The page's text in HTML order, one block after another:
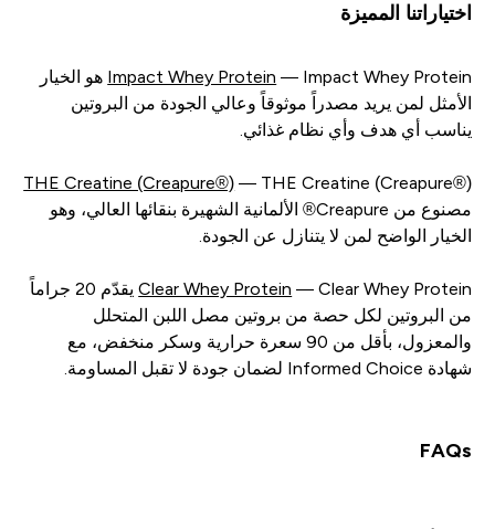
اختياراتنا المميزة
Impact Whey Protein — Impact Whey Protein هو الخيار
الأمثل لمن يريد مصدراً موثوقاً وعالي الجودة من البروتين
يناسب أي هدف وأي نظام غذائي.
THE Creatine (Creapure®) — THE Creatine (Creapure®)
مصنوع من Creapure® الألمانية الشهيرة بنقائها العالي، وهو
الخيار الواضح لمن لا يتنازل عن الجودة.
Clear Whey Protein
— Clear Whey Protein يقدّم 20 جراماً
من البروتين لكل حصة من بروتين مصل اللبن المتحلل
والمعزول، بأقل من 90 سعرة حرارية وسكر منخفض، مع
شهادة Informed Choice لضمان جودة لا تقبل المساومة.
FAQs